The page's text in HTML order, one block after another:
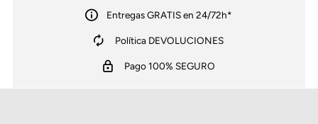
Entregas GRATIS en 24/72h*
Política DEVOLUCIONES
Pago 100% SEGURO